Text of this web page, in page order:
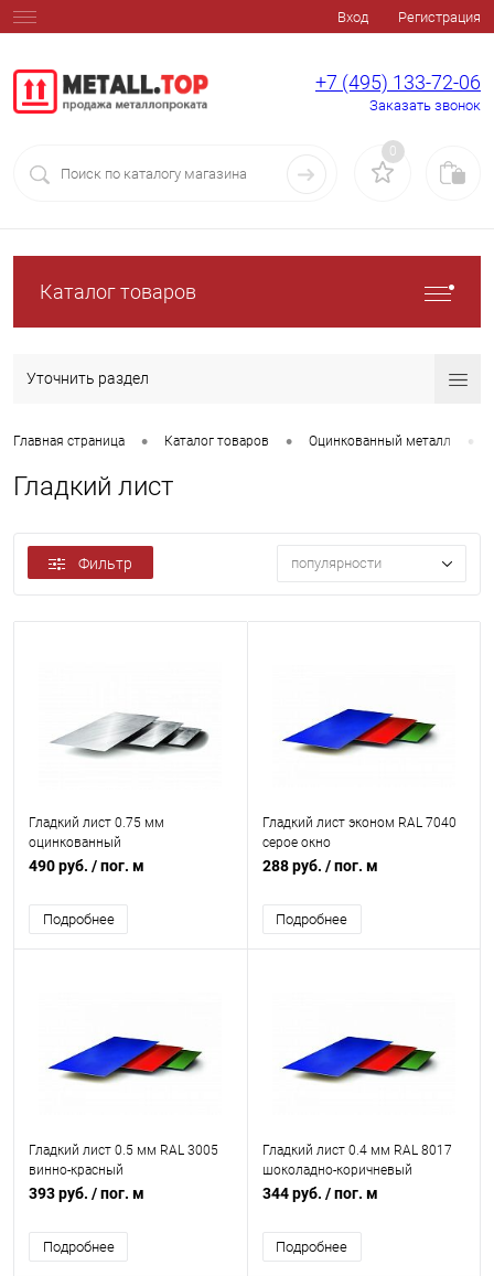
Вход Регистрация
+7 (495) 133-72-06
Заказать звонок
0
Каталог товаров
Уточнить раздел
Главная страница • Каталог товаров • Оцинкованный металл •
Гладкий лист
Фильтр популярности
Гладкий лист 0.75 мм
оцинкованный
490 руб. / пог. м
Подробнее
Гладкий лист эконом RAL 7040
серое окно
288 руб. / пог. м
Подробнее
Гладкий лист 0.5 мм RAL 3005
винно-красный
393 руб. / пог. м
Подробнее
Гладкий лист 0.4 мм RAL 8017
шоколадно-коричневый
344 руб. / пог. м
Подробнее